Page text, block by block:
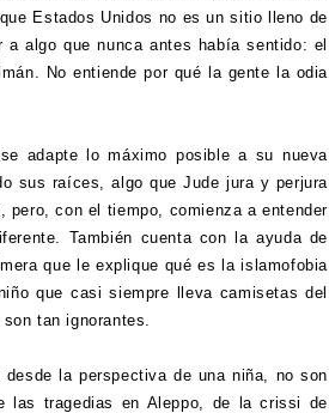
Estados Unidos no es un sitio lleno de
algo que nunca antes había sentido: el
No entiende por qué la gente la odia
adapte lo máximo posible a su nueva
sus raíces, algo que Jude jura y perjura
pero, con el tiempo, comienza a entender
También cuenta con la ayuda de
que le explique qué es la islamofobia
que casi siempre lleva camisetas del
tan ignorantes.
la perspectiva de una niña, no son
las tragedias en Aleppo, de la crissi de